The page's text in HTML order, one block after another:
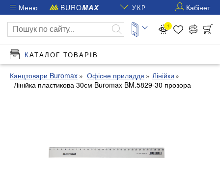
Меню BUROMAX УКР Кабінет
1
КАТАЛОГ ТОВАРІВ
Канцтовари Buromax Офісне приладдя
Лінійки
Лінійка пластикова 30см Buromax BM.5829-30 прозора